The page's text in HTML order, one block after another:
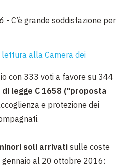
- C’è grande soddisfazione per
lettura alla Camera dei
con 333 voti a favore su 344
legge C 1658 ("proposta
e protezione dei
soli arrivatisulle coste
gennaio al 20 ottobre 2016: